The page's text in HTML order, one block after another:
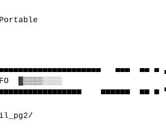
▀▀▀  ▀▀ ▀
▓▒▒▒▒░░░░
▄▄▄▄▄▄  ▄▄ ▄